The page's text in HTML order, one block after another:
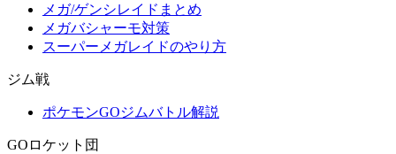
メガ/ゲンシレイドまとめ
メガバシャーモ対策
スーパーメガレイドのやり方
ジム戦
ポケモンGOジムバトル解説
GOロケット団